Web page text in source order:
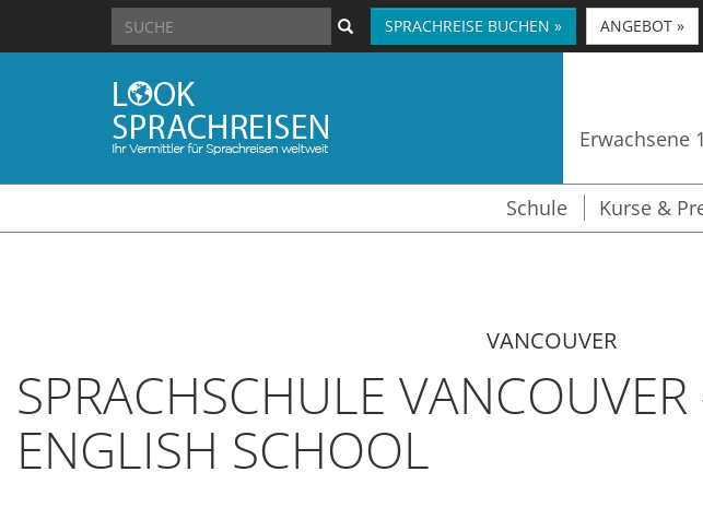
SPRACHREISE BUCHEN » ANGEBOT »
Erwachsene
Schule Kurse &
VANCOUVER
SPRACHSCHULE
ENGLISH SCHOOL